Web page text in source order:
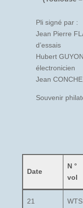
Pli signé par :
Jean Pierre
d’essais
Hubert
électronicien
Jean
Souvenir
Date
N °
vol
21